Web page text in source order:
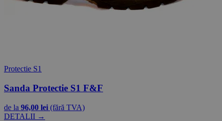
Protectie S1
Sanda Protectie S1 F&F
de la 96,00 lei (fără TVA)
DETALII →